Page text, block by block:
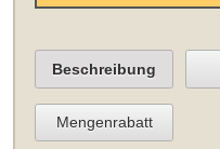
Beschreibung
Mengenrabatt